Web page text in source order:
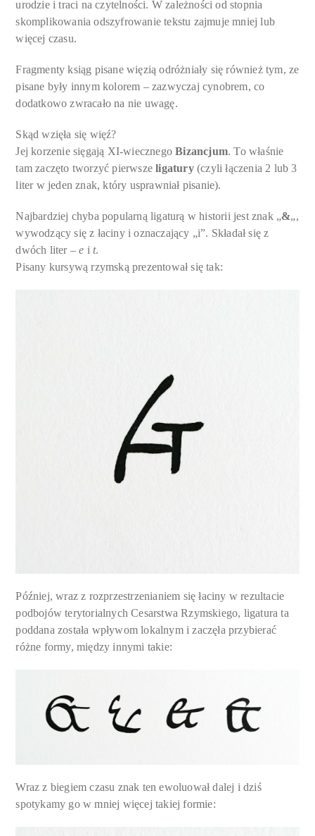
urodzie i traci na czytelności. W zależności od stopnia
skomplikowania odszyfrowanie tekstu zajmuje mniej lub
więcej czasu.
Fragmenty ksiąg pisane więzią odróżniały się również tym, ze
pisane były innym kolorem – zazwyczaj cynobrem, co
dodatkowo zwracało na nie uwagę.
Skąd wzięła się więź?
Jej korzenie sięgają XI-wiecznegoBizancjum. To właśnie
tam zaczęto tworzyć pierwszeligatury(czyli łączenia 2 lub 3
liter w jeden znak, który usprawniał pisanie).
Najbardziej chyba popularną ligaturą w historii jest znak „&„,
wywodzący się z łaciny i oznaczający „i”. Składał się z
dwóch liter –e it.
Pisany kursywą rzymską prezentował się tak:
Później, wraz z rozprzestrzenianiem się łaciny w rezultacie
podbojów terytorialnych Cesarstwa Rzymskiego, ligatura ta
poddana została wpływom lokalnym i zaczęła przybierać
różne formy, między innymi takie:
Wraz z biegiem czasu znak ten ewoluował dalej i dziś
spotykamy go w mniej więcej takiej formie: